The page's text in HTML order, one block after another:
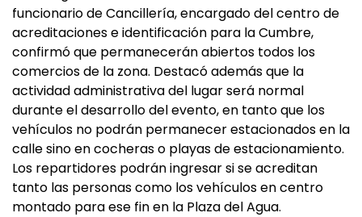
funcionario de Cancillería, encargado del centro de
acreditaciones e identificación para la Cumbre,
confirmó que permanecerán abiertos todos los
comercios de la zona. Destacó además que la
actividad administrativa del lugar será normal
durante el desarrollo del evento, en tanto que los
vehículos no podrán permanecer estacionados en la
calle sino en cocheras o playas de estacionamiento.
Los repartidores podrán ingresar si se acreditan
tanto las personas como los vehículos en centro
montado para ese fin en la Plaza del Agua.